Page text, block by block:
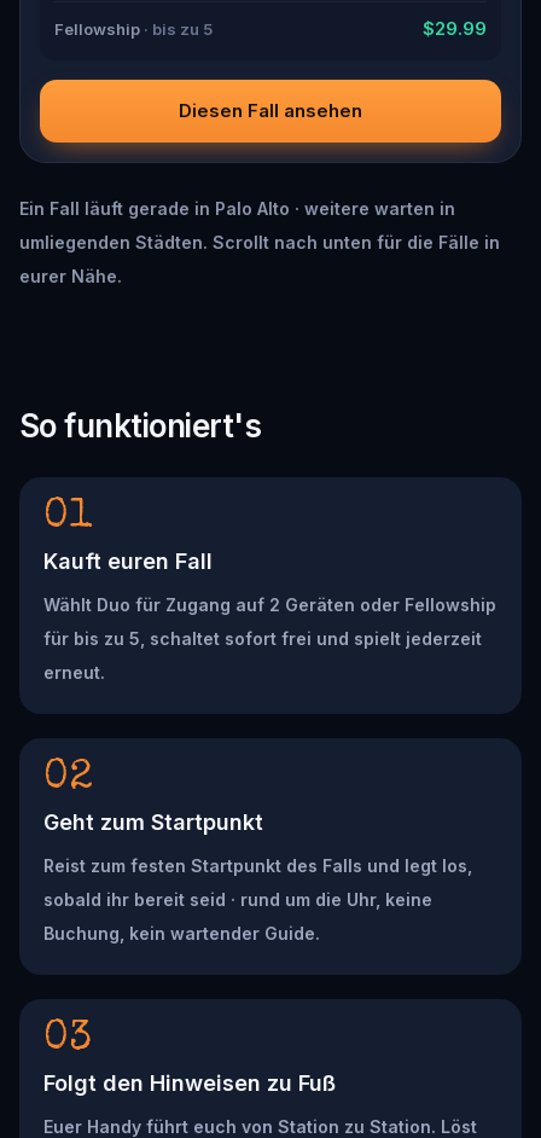
Fellowship · bis zu 5 $29.99
Diesen Fall ansehen
Ein Fall läuft gerade in Palo Alto · weitere warten in
umliegenden Städten. Scrollt nach unten für die Fälle in
eurer Nähe.
So funktioniert's
01
Kauft euren Fall
Wählt Duo für Zugang auf 2 Geräten oder Fellowship
für bis zu 5, schaltet sofort frei und spielt jederzeit
erneut.
02
Geht zum Startpunkt
Reist zum festen Startpunkt des Falls und legt los,
sobald ihr bereit seid · rund um die Uhr, keine
Buchung, kein wartender Guide.
03
Folgt den Hinweisen zu Fuß
Euer Handy führt euch von Station zu Station. Löst